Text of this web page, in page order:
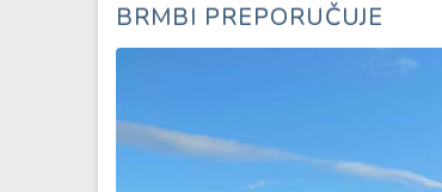
BRMBI PREPORUČUJE